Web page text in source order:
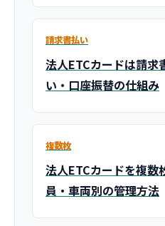
請求書払い
法人ETCカードは請求
い・口座振替の仕組み
複数枚
法人ETCカードを複数
員・車両別の管理方法